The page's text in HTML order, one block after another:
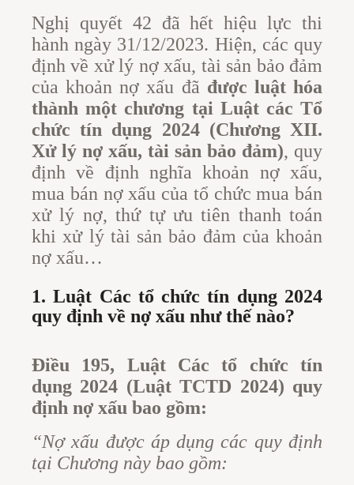
Nghị quyết 42 đã hết hiệu lực thi
hành ngày 31/12/2023. Hiện, các quy
định về xử lý nợ xấu, tài sản bảo đảm
của khoản nợ xấu đã được luật hóa
thành một chương tại Luật các Tổ
chức tín dụng 2024 (Chương XII.
Xử lý nợ xấu, tài sản bảo đảm), quy
định về định nghĩa khoản nợ xấu,
mua bán nợ xấu của tổ chức mua bán
xử lý nợ, thứ tự ưu tiên thanh toán
khi xử lý tài sản bảo đảm của khoản
nợ xấu…
1. Luật Các tổ chức tín dụng 2024
quy định về nợ xấu như thế nào?
Điều 195, Luật Các tổ chức tín
dụng 2024 (Luật TCTD 2024) quy
định nợ xấu bao gồm:
“Nợ xấu được áp dụng các quy định
tại Chương này bao gồm: